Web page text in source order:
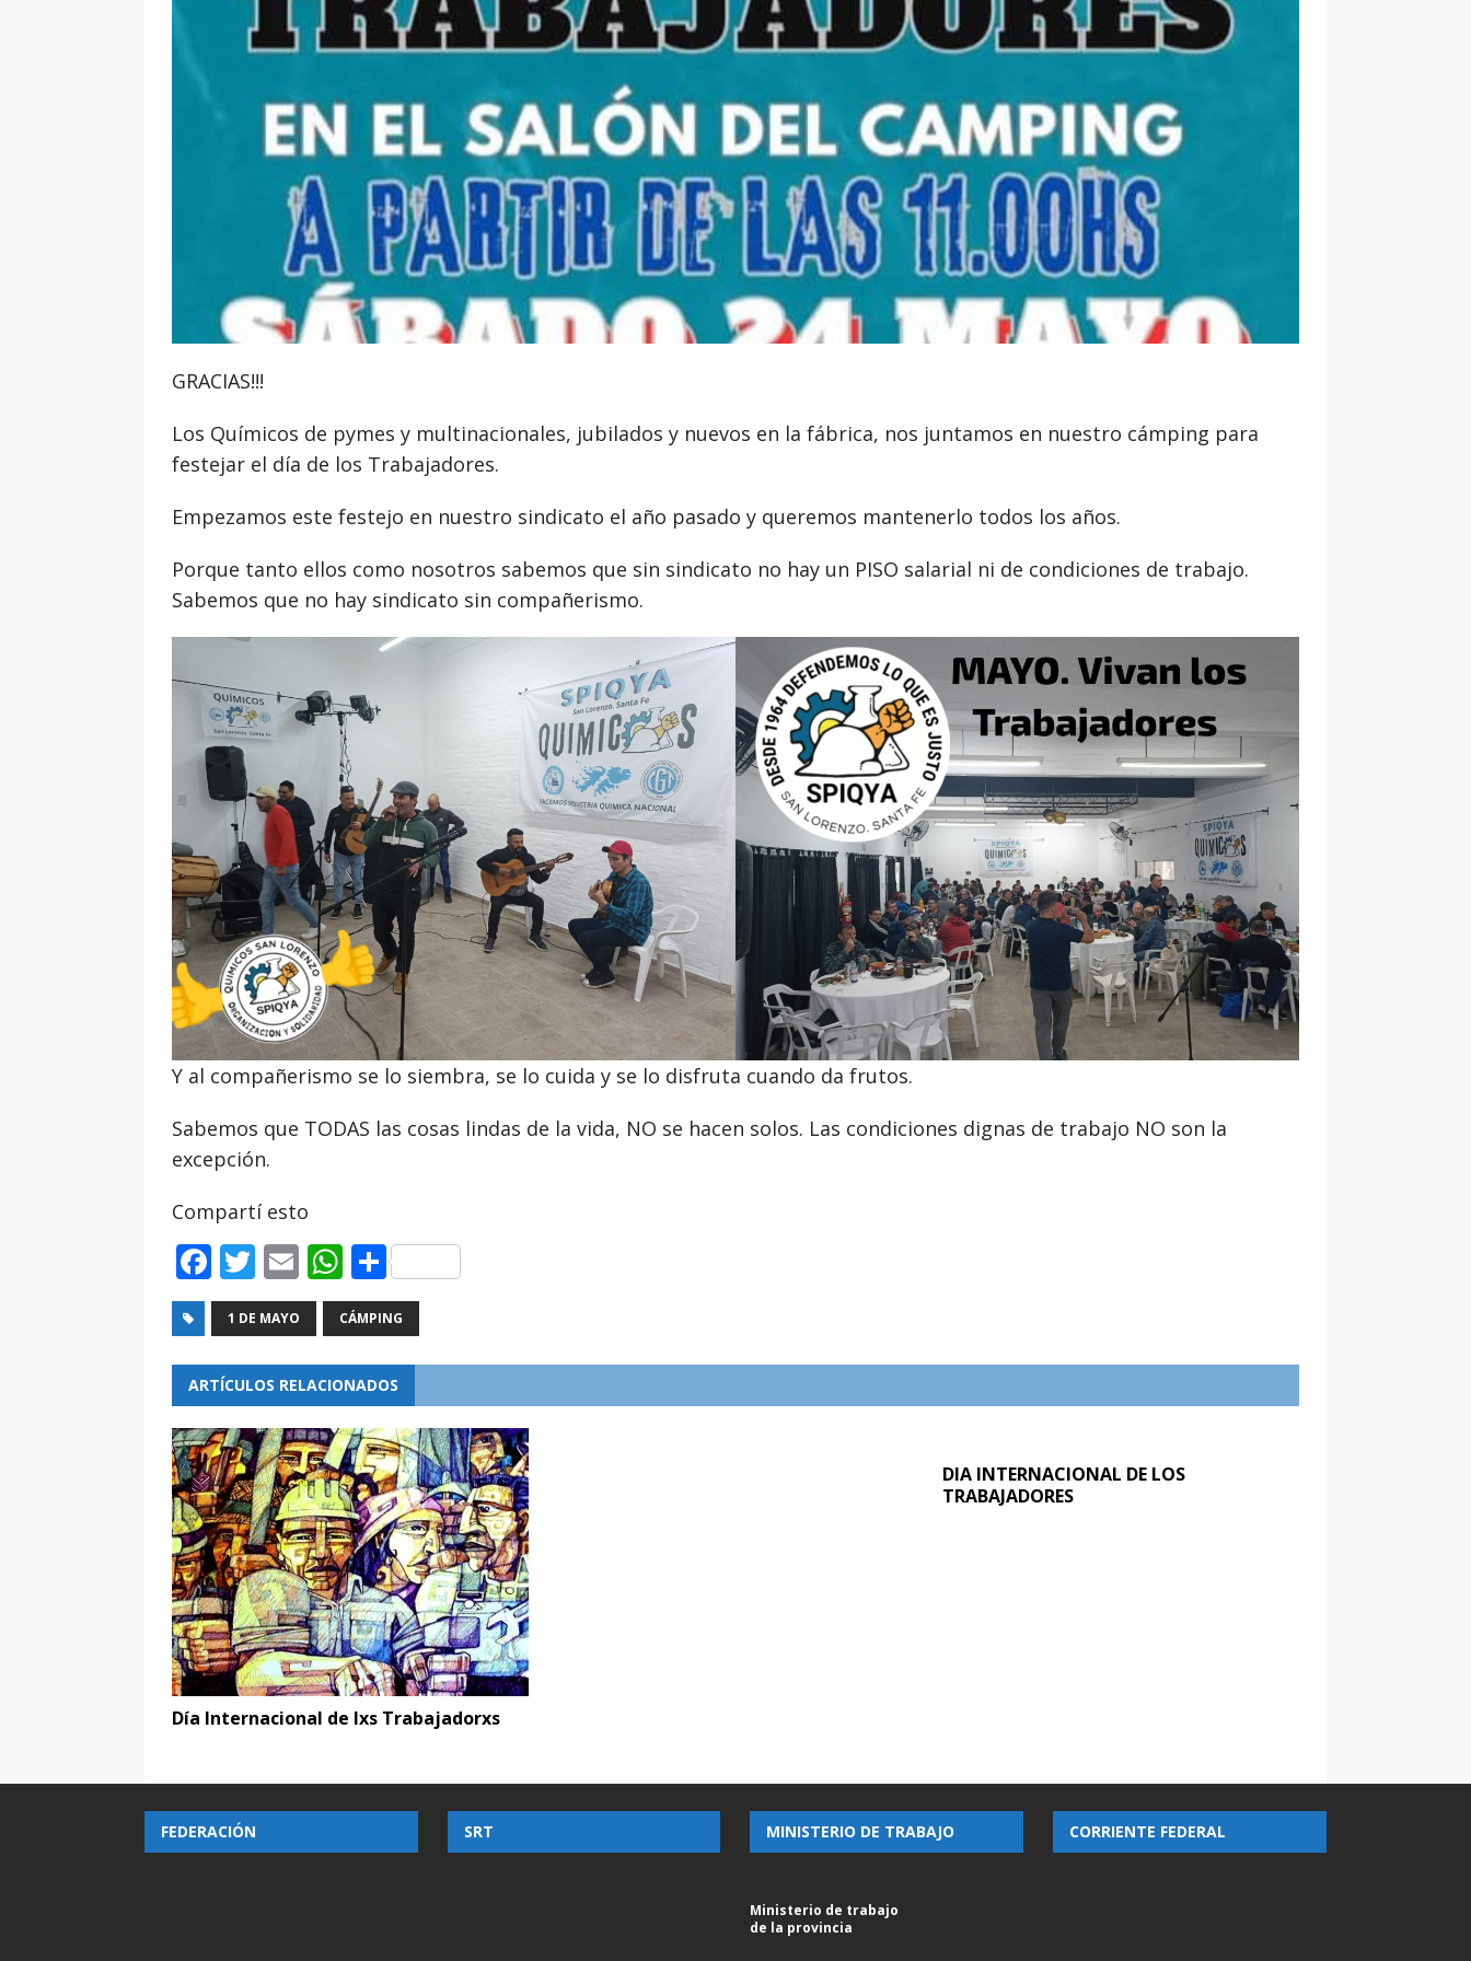
GRACIAS!!!
Los Químicos de pymes y multinacionales, jubilados y nuevos en la fábrica, nos juntamos en nuestro cámping para
festejar el día de los Trabajadores.
Empezamos este festejo en nuestro sindicato el año pasado y queremos mantenerlo todos los años.
Porque tanto ellos como nosotros sabemos que sin sindicato no hay un PISO salarial ni de condiciones de trabajo.
Sabemos que no hay sindicato sin compañerismo.
Y al compañerismo se lo siembra, se lo cuida y se lo disfruta cuando da frutos.
Sabemos que TODAS las cosas lindas de la vida, NO se hacen solos. Las condiciones dignas de trabajo NO son la
excepción.
Compartí esto
F
a
c
e
b
o
o
k
T
w
it
te
r
E
m
ai
l
W
h
at
s
A
p
p
C
o
m
p
ar
ti
r
1 DE MAYO CÁMPING
ARTÍCULOS RELACIONADOS
Día Internacional de lxs Trabajadorxs
DIA INTERNACIONAL DE LOS
TRABAJADORES
FEDERACIÓN SRT MINISTERIO DE TRABAJO
Ministerio de trabajo
de la provincia
CORRIENTE FEDERAL